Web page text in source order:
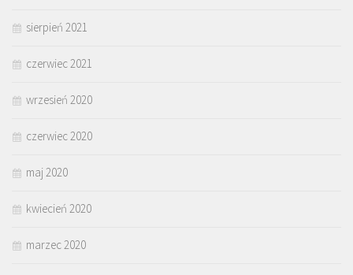
sierpień 2021
czerwiec 2021
wrzesień 2020
czerwiec 2020
maj 2020
kwiecień 2020
marzec 2020